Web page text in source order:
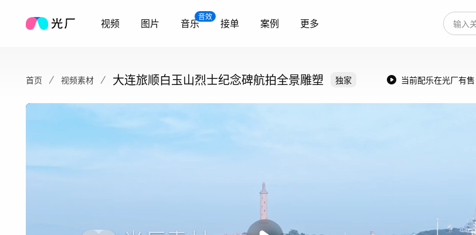
视频 图片
音效
音乐 接单 案例 更多
首页 视频素材 大连旅顺白玉山烈士纪念碑航拍全景雕塑 独家 当前配乐在光厂有售